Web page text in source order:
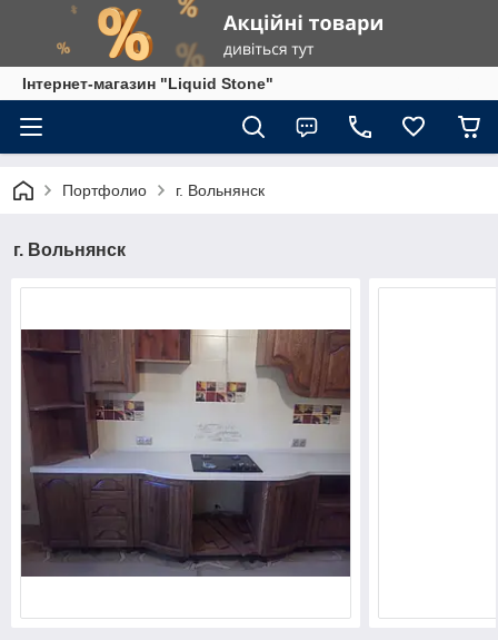
Інтернет-магазин "Liquid Stone"
Портфолио г. Вольнянск
г. Вольнянск